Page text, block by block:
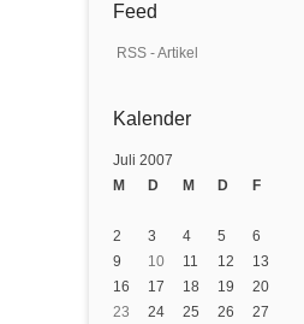
Feed
RSS - Artikel
Kalender
Juli 2007
M
D M D F
2
3 4 5 6
9
10 11 12 13
16
17 18 19 20
23
24 25 26 27